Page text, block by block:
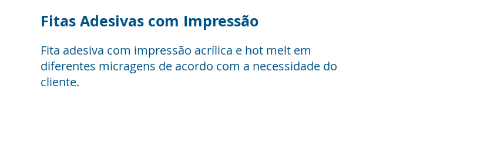
Fitas Adesivas com Impressão
Fita adesiva com impressão acrílica e hot melt em
diferentes micragens de acordo com a necessidade do
cliente.